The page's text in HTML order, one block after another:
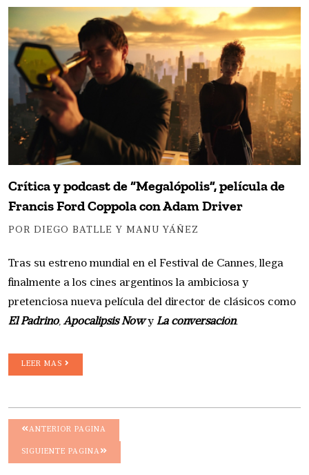
Crítica y podcast de “Megalópolis”, película de
Francis Ford Coppola con Adam Driver
POR DIEGO BATLLE Y MANU YÁÑEZ
Tras su estreno mundial en el Festival de Cannes, llega
finalmente a los cines argentinos la ambiciosa y
pretenciosa nueva película del director de clásicos como
El Padrino, Apocalipsis NowyLa conversación.
LEER MAS
ANTERIOR PAGINA
SIGUIENTE PAGINA